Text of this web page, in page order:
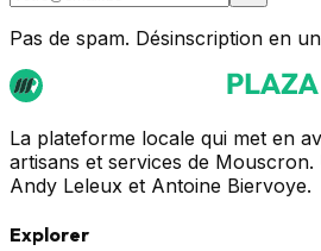
Pas de spam. Désinscription en
La plateforme locale qui met en
artisans et services de
Andy Leleux et Antoine Biervoye.
Explorer